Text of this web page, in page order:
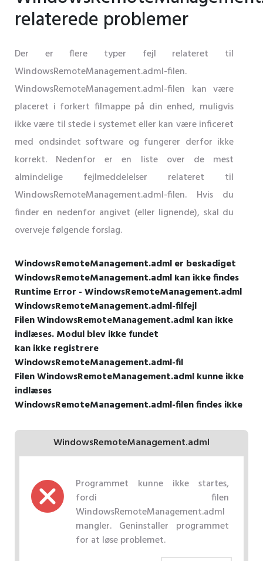
relaterede problemer
Der er flere typer fejl relateret til
WindowsRemoteManagement.adml-filen.
WindowsRemoteManagement.adml-filen kan være
placeret i forkert filmappe på din enhed, muligvis
ikke være til stede i systemet eller kan være inficeret
med ondsindet software og fungerer derfor ikke
korrekt. Nedenfor er en liste over de mest
almindelige fejlmeddelelser relateret til
WindowsRemoteManagement.adml-filen. Hvis du
finder en nedenfor angivet (eller lignende), skal du
overveje følgende forslag.
WindowsRemoteManagement.adml er beskadiget
WindowsRemoteManagement.adml kan ikke findes
Runtime Error - WindowsRemoteManagement.adml
WindowsRemoteManagement.adml-filfejl
Filen WindowsRemoteManagement.adml kan ikke
indlæses. Modul blev ikke fundet
kan ikke registrere
WindowsRemoteManagement.adml-fil
Filen WindowsRemoteManagement.adml kunne ikke
indlæses
WindowsRemoteManagement.adml-filen findes ikke
WindowsRemoteManagement.adml
Programmet kunne ikke startes,
fordi filen
WindowsRemoteManagement.adml
mangler. Geninstaller programmet
for at løse problemet.